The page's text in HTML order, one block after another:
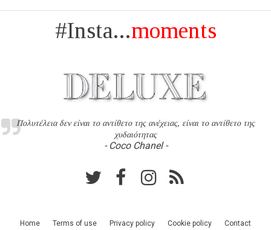
#Insta...moments
Πολυτέλεια δεν είναι το αντίθετο της ανέχειας, είναι το αντίθετο της
χυδαιότητας
- Coco Chanel -
Home Terms of use Privacy policy Cookie policy Contact